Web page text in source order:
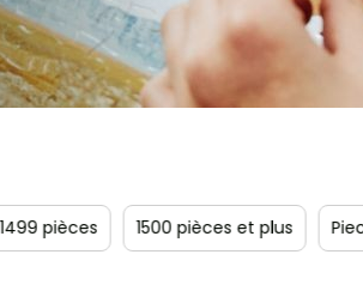
1500 pièces et plus Pieces & Peace